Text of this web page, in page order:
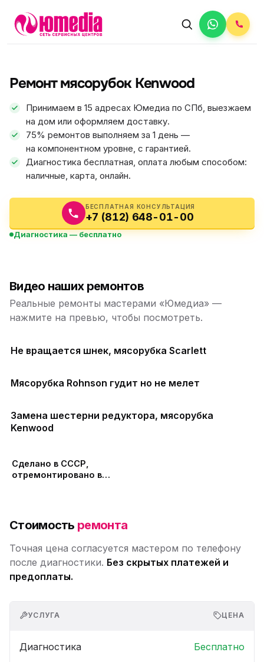
Ремонт мясорубок Kenwood
Принимаем в 15 адресах Юмедиа по СПб, выезжаем
на дом или оформляем доставку.
75% ремонтов выполняем за 1 день —
на компонентном уровне, с гарантией.
Диагностика бесплатная, оплата любым способом:
наличные, карта, онлайн.
БЕСПЛАТНАЯ КОНСУЛЬТАЦИЯ
+7 (812) 648-01-00
Диагностика — бесплатно
ФИКС ЦЕНА
АВТОРИЗОВАННЫЙ СЕРВИС
Видео наших ремонтов
Реальные ремонты мастерами «Юмедиа» —
нажмите на превью, чтобы посмотреть.
Не вращается шнек, мясорубка Scarlett
Мясорубка Rohnson гудит но не мелет
Замена шестерни редуктора, мясорубка
Kenwood
Сделано в СССР,
отремонтировано в
Стоимость ремонта
Точная цена согласуется мастером по телефону
после диагностики. Без скрытых платежей и
предоплаты.
УСЛУГА ЦЕНА
Диагностика Бесплатно